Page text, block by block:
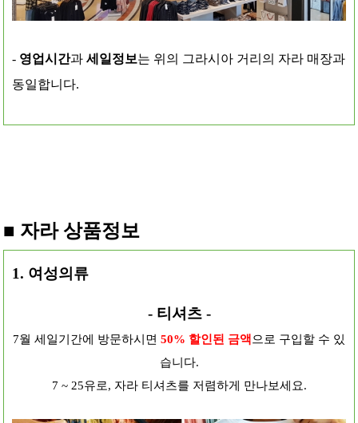
- 영업시간과 세일정보는 위의 그라시아 거리의 자라 매장과
동일합니다.
■ 자라 상품정보
1. 여성의류
- 티셔츠 -
7월 세일기간에 방문하시면 50% 할인된 금액으로 구입할 수 있
습니다.
7 ~ 25유로, 자라 티셔츠를 저렴하게 만나보세요.